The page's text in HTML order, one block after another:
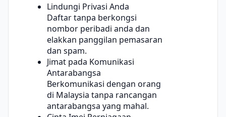
Lindungi Privasi Anda
Daftar tanpa berkongsi
nombor peribadi anda dan
elakkan panggilan pemasaran
dan spam.
Jimat pada Komunikasi
Antarabangsa
Berkomunikasi dengan orang
di Malaysia tanpa rancangan
antarabangsa yang mahal.